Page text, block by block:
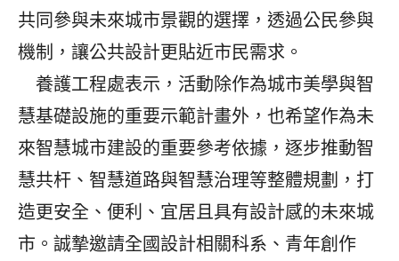
共同參與未來城市景觀的選擇，透過公民參與
機制，讓公共設計更貼近市民需求。
養護工程處表示，活動除作為城市美學與智
慧基礎設施的重要示範計畫外，也希望作為未
來智慧城市建設的重要參考依據，逐步推動智
慧共杆、智慧道路與智慧治理等整體規劃，打
造更安全、便利、宜居且具有設計感的未來城
市。誠摯邀請全國設計相關科系、青年創作